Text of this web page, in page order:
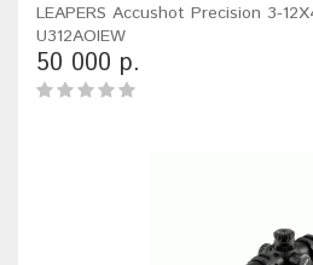
LEAPERS Accushot Precision 3-
U312AOIEW
50 000 р.